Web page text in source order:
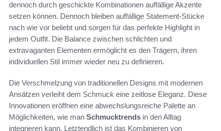
dennoch durch geschickte Kombinationen auffällige Akzente
setzen können. Dennoch bleiben auffällige Statement-Stücke
nach wie vor beliebt und sorgen für das perfekte Highlight in
jedem Outfit. Die Balance zwischen schlichten und
extravaganten Elementen ermöglicht es den Trägern, ihren
individuellen Stil immer wieder neu zu definieren.
Die Verschmelzung von traditionellen Designs mit modernen
Ansätzen verleiht dem Schmuck eine zeitlose Eleganz. Diese
Innovationen eröffnen eine abwechslungsreiche Palette an
Möglichkeiten, wie man Schmucktrends in den Alltag
integrieren kann. Letztendlich ist das Kombinieren von